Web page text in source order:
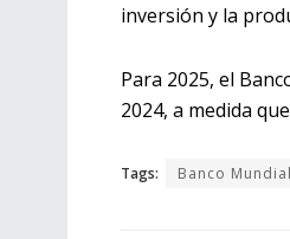
inversión y la
Para 2025, el
2024, a medida
Tags: Banco Mundial